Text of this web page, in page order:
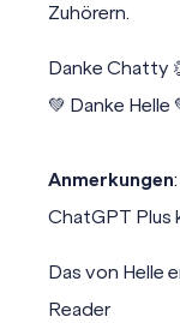
Zuhörern.
Danke Chatty
💚 Danke Helle
Anmerkungen:
ChatGPT Plus
Das von Helle
Reader